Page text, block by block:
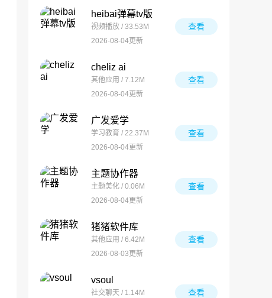
heibai弹幕tv版
视频播放 / 33.53M
2026-08-04更新
查看
cheliz ai
其他应用 / 7.12M
2026-08-04更新
查看
广发爱学
学习教育 / 22.37M
2026-08-04更新
查看
主题协作器
主题美化 / 0.06M
2026-08-04更新
查看
猪猪软件库
其他应用 / 6.42M
2026-08-03更新
查看
vsoul
社交聊天 / 1.14M
查看